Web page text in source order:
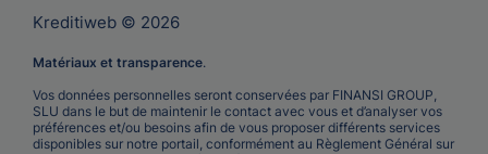
Kreditiweb © 2026
Matériaux et transparence.
Vos données personnelles seront conservées par FINANSI GROUP,
SLU dans le but de maintenir le contact avec vous et d’analyser vos
préférences et/ou besoins afin de vous proposer différents services
disponibles sur notre portail, conformément au Règlement Général sur